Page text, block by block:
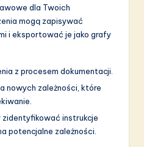
dla Twoich
mogą zapisywać
i eksportować je jako grafy
z procesem dokumentacji.
nowych zależności, które
zidentyfikować instrukcje
potencjalne zależności.